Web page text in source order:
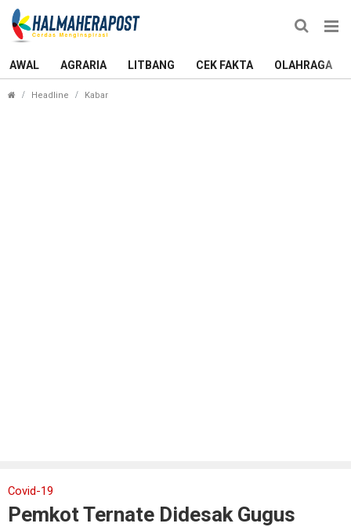
AWAL AGRARIA LITBANG CEK FAKTA OLAHRAGA
Headline Kabar
Covid-19
Pemkot Ternate Didesak Gugus